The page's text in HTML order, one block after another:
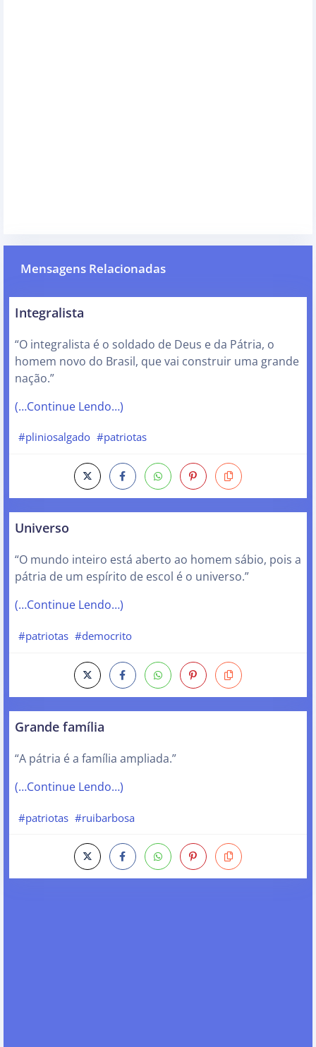
Mensagens Relacionadas
Integralista
“O integralista é o soldado de Deus e da Pátria, o
homem novo do Brasil, que vai construir uma grande
nação.”
(…Continue Lendo…)
#pliniosalgado #patriotas
Universo
“O mundo inteiro está aberto ao homem sábio, pois a
pátria de um espírito de escol é o universo.”
(…Continue Lendo…)
#patriotas #democrito
Grande família
“A pátria é a família ampliada.”
(…Continue Lendo…)
#patriotas #ruibarbosa